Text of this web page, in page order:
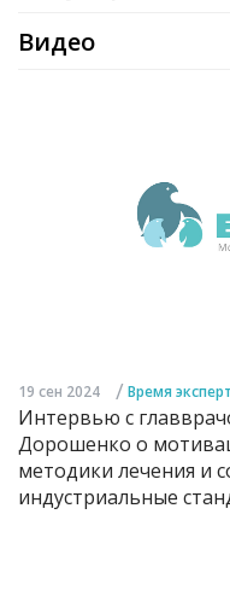
Видео
19 сен 2024 / Время
Интервью с
Дорошенко о
методики лечения и
индустриальные